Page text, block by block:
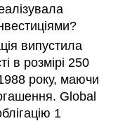
випустила
в розмірі 250
року, маючи
Global
1